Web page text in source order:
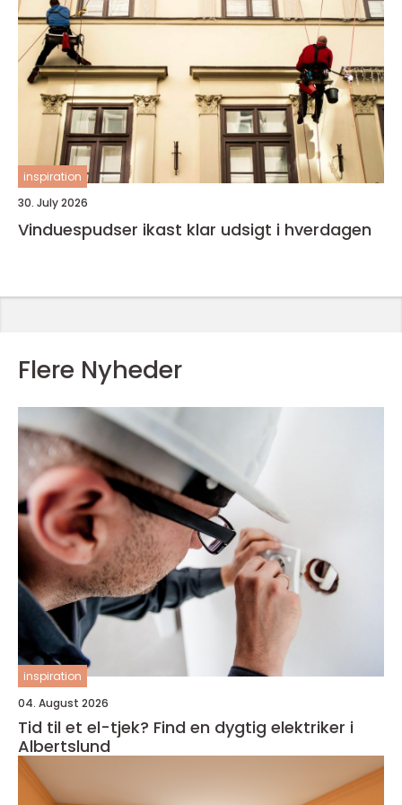
inspiration
30. July 2026
Vinduespudser ikast klar udsigt i hverdagen
Flere Nyheder
inspiration
04. August 2026
Tid til et el-tjek? Find en dygtig elektriker i
Albertslund